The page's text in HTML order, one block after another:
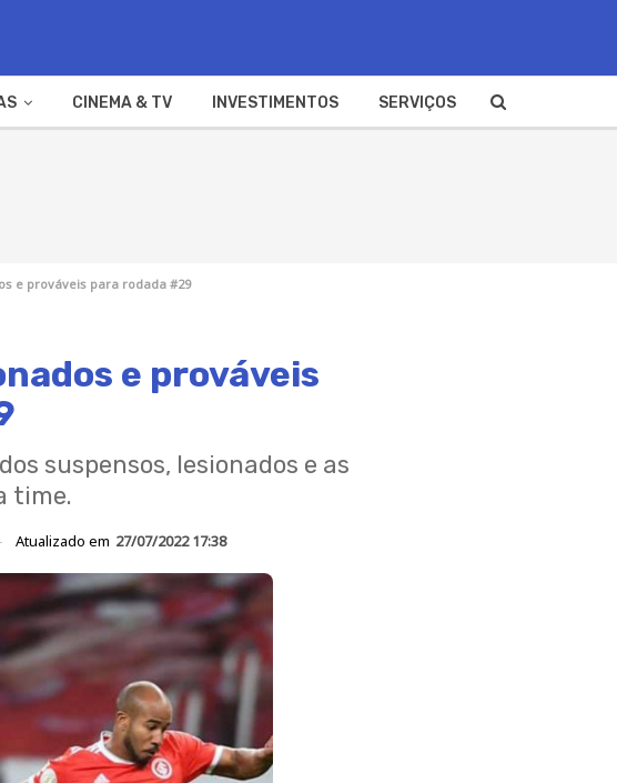
CINEMA & TV INVESTIMENTOS SERVIÇOS
e prováveis para rodada #29
e prováveis
suspensos, lesionados e as
time.
Atualizado em 27/07/2022 17:38